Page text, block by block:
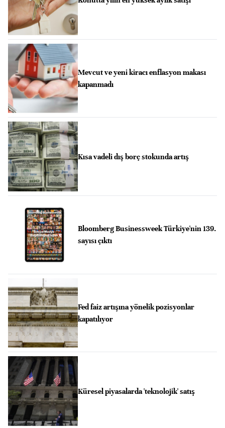
Mevcut ve yeni kiracı enflasyon makası
kapanmadı
Kısa vadeli dış borç stokunda artış
Bloomberg Businessweek Türkiye'nin 139.
sayısı çıktı
Fed faiz artışına yönelik pozisyonlar
kapatılıyor
Küresel piyasalarda 'teknolojik' satış